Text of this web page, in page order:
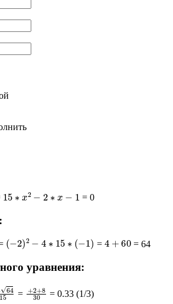
15 2 ∗ = 0
(− 2)2− ∗ 15 ∗ −1 = 4 +60 = 64
уравнения:
642 15
= + 2 +8 30
= 0.33 (1/3)